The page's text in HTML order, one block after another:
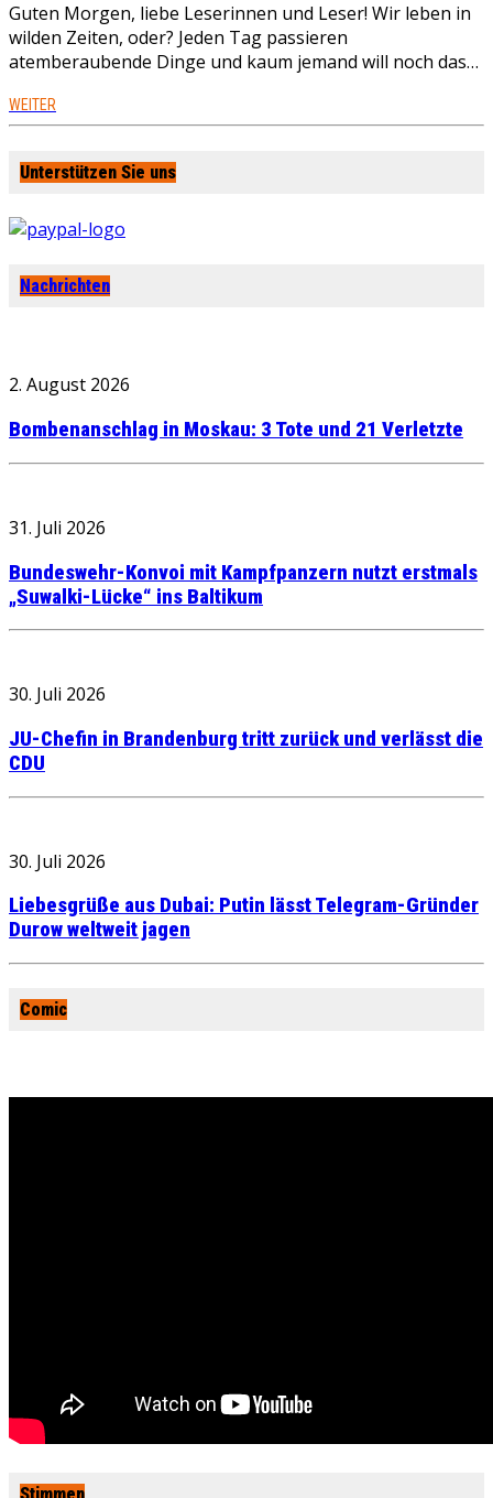
Guten Morgen, liebe Leserinnen und Leser! Wir leben in
wilden Zeiten, oder? Jeden Tag passieren
atemberaubende Dinge und kaum jemand will noch das…
WEITER
Unterstützen Sie uns
Nachrichten
2. August 2026
Bombenanschlag in Moskau: 3 Tote und 21 Verletzte
31. Juli 2026
Bundeswehr-Konvoi mit Kampfpanzern nutzt erstmals
„Suwalki-Lücke“ ins Baltikum
30. Juli 2026
JU-Chefin in Brandenburg tritt zurück und verlässt die
CDU
30. Juli 2026
Liebesgrüße aus Dubai: Putin lässt Telegram-Gründer
Durow weltweit jagen
Comic